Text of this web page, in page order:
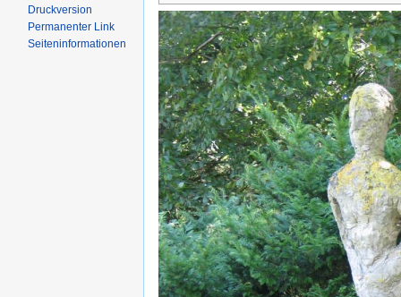
Druckversion
Permanenter Link
Seiten­informationen